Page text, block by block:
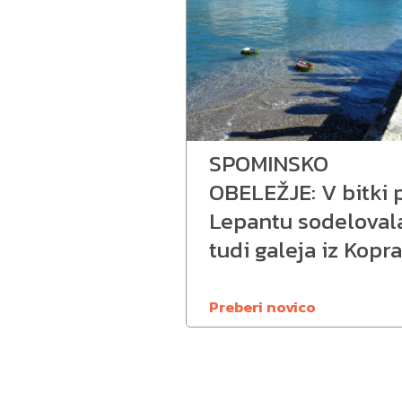
SPOMINSKO
OBELEŽJE: V bitki
Lepantu
tudi galeja iz Kopra
Preberi novico